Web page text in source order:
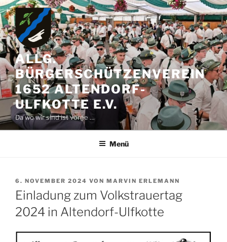
Zum
Inhalt
springen
ALLG.
BÜRGERSCHÜTZENVEREIN
1652 ALTENDORF-
ULFKOTTE E.V.
Da wo wir sind ist vorne …
Menü
VERÖFFENTLICHT
AM
6. NOVEMBER 2024 VON MARVIN ERLEMANN
Einladung zum Volkstrauertag
2024 in Altendorf-Ulfkotte